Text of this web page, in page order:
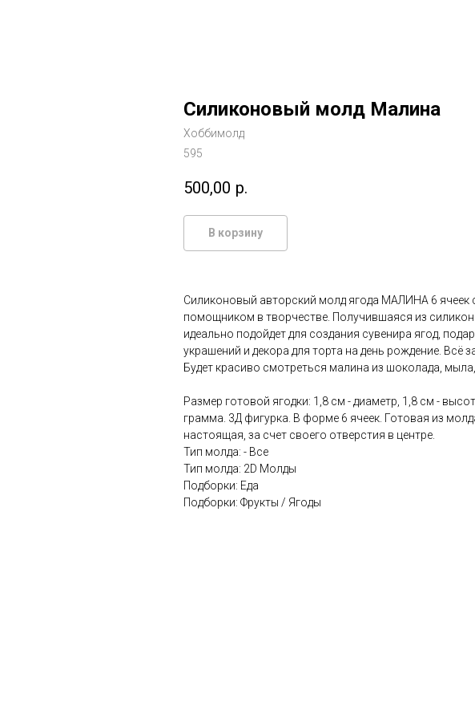
Силиконовый молд Малина
Хоббимолд
595
500,00 р.
В корзину
Силиконовый авторский молд ягода МАЛИНА 6
помощником в творчестве. Получившаяся из
идеально подойдет для создания сувенира ягод,
украшений и декора для торта на день рождение. Всё
Будет красиво смотреться малина из шоколада,
Размер готовой ягодки: 1,8 см - диаметр, 1,8 см -
грамма. 3Д фигурка. В форме 6 ячеек. Готовая из
настоящая, за счет своего отверстия в центре.
Тип молда: - Все
Тип молда: 2D Молды
Подборки: Еда
Подборки: Фрукты / Ягоды